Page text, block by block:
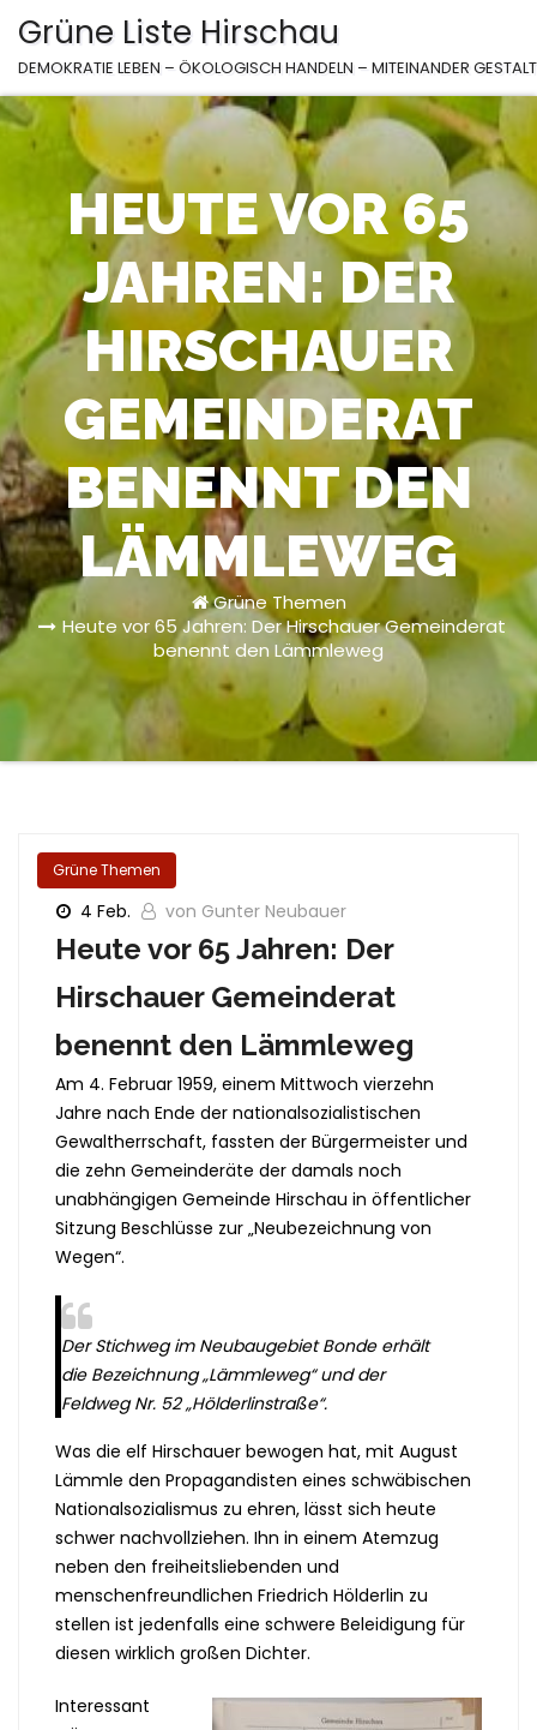
Inhalt
springen
Grüne Liste Hirschau
DEMOKRATIE LEBEN – ÖKOLOGISCH HANDELN – MITEINANDER
HEUTE VOR 65
JAHREN: DER
HIRSCHAUER
GEMEINDERAT
BENENNT DEN
LÄMMLEWEG
Grüne Themen
Heute vor 65 Jahren: Der Hirschauer Gemeinderat
benennt den Lämmleweg
Grüne Themen
4 Feb. von Gunter Neubauer
Heute vor 65 Jahren: Der
Hirschauer Gemeinderat
benennt den Lämmleweg
Am 4. Februar 1959, einem Mittwoch vierzehn
Jahre nach Ende der nationalsozialistischen
Gewaltherrschaft, fassten der Bürgermeister und
die zehn Gemeinderäte der damals noch
unabhängigen Gemeinde Hirschau in öffentlicher
Sitzung Beschlüsse zur „Neubezeichnung von
Wegen“.
Der Stichweg im Neubaugebiet Bonde erhält
die Bezeichnung „Lämmleweg“ und der
Feldweg Nr. 52 „Hölderlinstraße“.
Was die elf Hirschauer bewogen hat, mit August
Lämmle den Propagandisten eines schwäbischen
Nationalsozialismus zu ehren, lässt sich heute
schwer nachvollziehen. Ihn in einem Atemzug
neben den freiheitsliebenden und
menschenfreundlichen Friedrich Hölderlin zu
stellen ist jedenfalls eine schwere Beleidigung für
diesen wirklich großen Dichter.
Interessant